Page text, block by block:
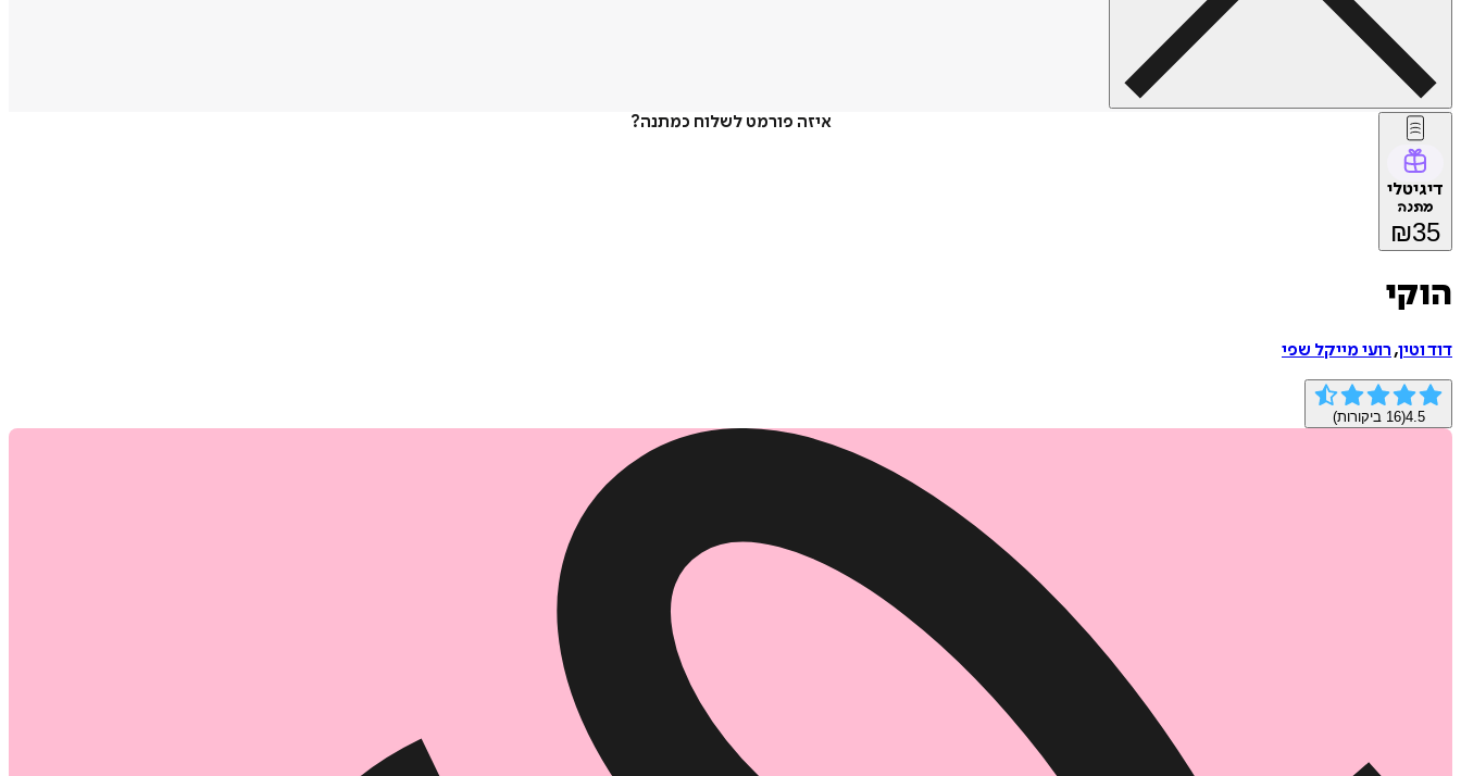
איזה פורמט לשלוח כמתנה?
דיגיטלי
מתנה
₪35
הוקי
דוד וטין,רועי מייקל שפי
4.5
(
16 ביקורות)